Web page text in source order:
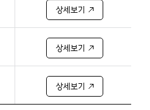
상세보기
상세보기
상세보기